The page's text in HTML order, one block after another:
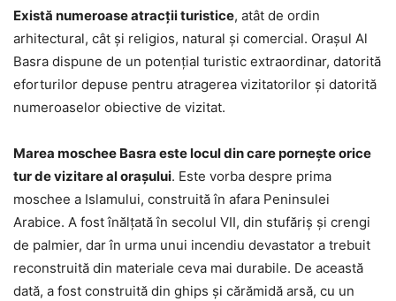
Există numeroase atracții turistice, atât de ordin
arhitectural, cât și religios, natural și comercial. Orașul Al
Basra dispune de un potențial turistic extraordinar, datorită
eforturilor depuse pentru atragerea vizitatorilor și datorită
numeroaselor obiective de vizitat.
Marea moschee Basra este locul din care pornește orice
tur de vizitare al orașului. Este vorba despre prima
moschee a Islamului, construită în afara Peninsulei
Arabice. A fost înălțată în secolul VII, din stufăriș și crengi
de palmier, dar în urma unui incendiu devastator a trebuit
reconstruită din materiale ceva mai durabile. De această
dată, a fost construită din ghips și cărămidă arsă, cu un